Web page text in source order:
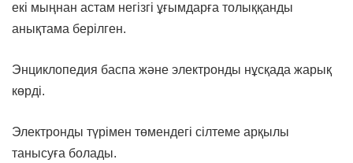
екі мыңнан астам негізгі ұғымдарға толыққанды
анықтама берілген.
Энциклопедия баспа және электронды нұсқада жарық
көрді.
Электронды түрімен төмендегі сілтеме арқылы
танысуға болады.